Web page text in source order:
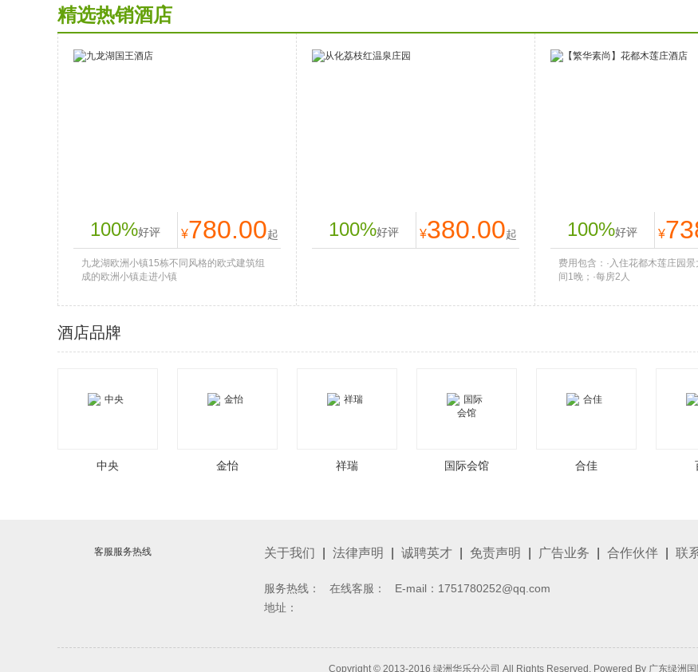
精选热销酒店
100%好评 ¥780.00起
九龙湖欧洲小镇15栋不同风格的欧式建筑组
成的欧洲小镇走进小镇
100%好评 ¥380.00起 100%好评 ¥
费用包含：·入住花都木莲庄园
间1晚；·每房2人
酒店品牌
中央 金怡 祥瑞 国际会馆 合佳
客服服务热线 关于我们 法律声明 诚聘英才 免责声明 广告业务 合作伙伴 联
服务热线： 在线客服：
E-mail：1751780252@qq.com
地址：
Copyright © 2013-2016 绿洲华乐分公司 All Rights Reserved. Powered By 广东绿洲